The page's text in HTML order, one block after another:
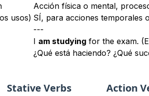
Acción física o mental,
usos) SÍ, para acciones temporales
---
I am studying for the exam.
¿Qué está haciendo? ¿Qué
Stative Verbs Action